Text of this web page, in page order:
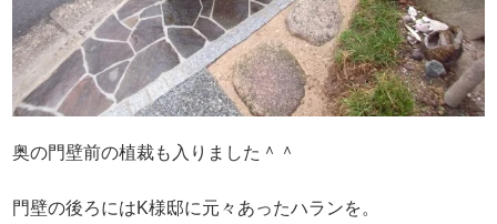
奥の門壁前の植裁も入りました＾＾
門壁の後ろにはK様邸に元々あったハランを。